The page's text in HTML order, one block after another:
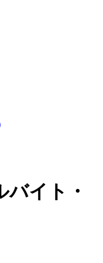
バイト・